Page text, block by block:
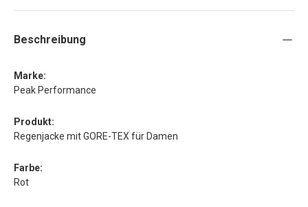
Beschreibung
Marke:
Peak Performance
Produkt:
Regenjacke mit GORE-TEX für Damen
Farbe:
Rot